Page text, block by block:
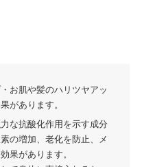
お肌や髪のハリツヤアッ
があります。
な抗酸化作⽤を⽰す成分
の増加、⽼化を防⽌、メ
果があります。